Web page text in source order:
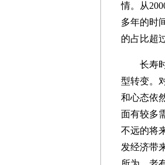
情。从
多年的时
的占比超
长寿时
型转变。
和心态依
面有较多
不远的将
发经济带